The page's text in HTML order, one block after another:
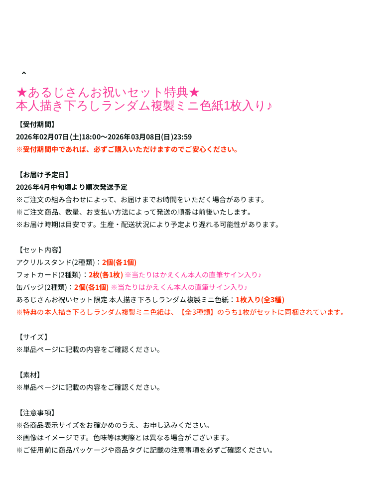
★あるじさんお祝いセット特典★
本人描き下ろしランダム複製ミニ色紙1枚入り♪
【受付期間】
2026年02月07日(土)18:00～2026年03月08日(日)23:59
※受付期間中であれば、必ずご購入いただけますのでご安心ください。
【お届け予定日】
2026年4月中旬頃より順次発送予定
※ご注文の組み合わせによって、お届けまでお時間をいただく場合があります。
※ご注文商品、数量、お支払い方法によって発送の順番は前後いたします。
※お届け時期は目安です。生産・配送状況により予定より遅れる可能性があります。
【セット内容】
アクリルスタンド(2種類)： 2個(各1個)
フォトカード(2種類)： 2枚(各1枚) ※当たりはかえくん本人の直筆サイン入り♪
缶バッジ(2種類)：2個(各1個) ※当たりはかえくん本人の直筆サイン入り♪
あるじさんお祝いセット限定 本人描き下ろしランダム複製ミニ色紙： 1枚入り(全3種)
※特典の本人描き下ろしランダム複製ミニ色紙は、【全3種類】のうち1枚がセットに同梱されています。
【サイズ】
※単品ページに記載の内容をご確認ください。
【素材】
※単品ページに記載の内容をご確認ください。
【注意事項】
※各商品表示サイズをお確かめのうえ、お申し込みください。
※画像はイメージです。色味等は実際とは異なる場合がございます。
※ご使用前に商品パッケージや商品タグに記載の注意事項を必ずご確認ください。